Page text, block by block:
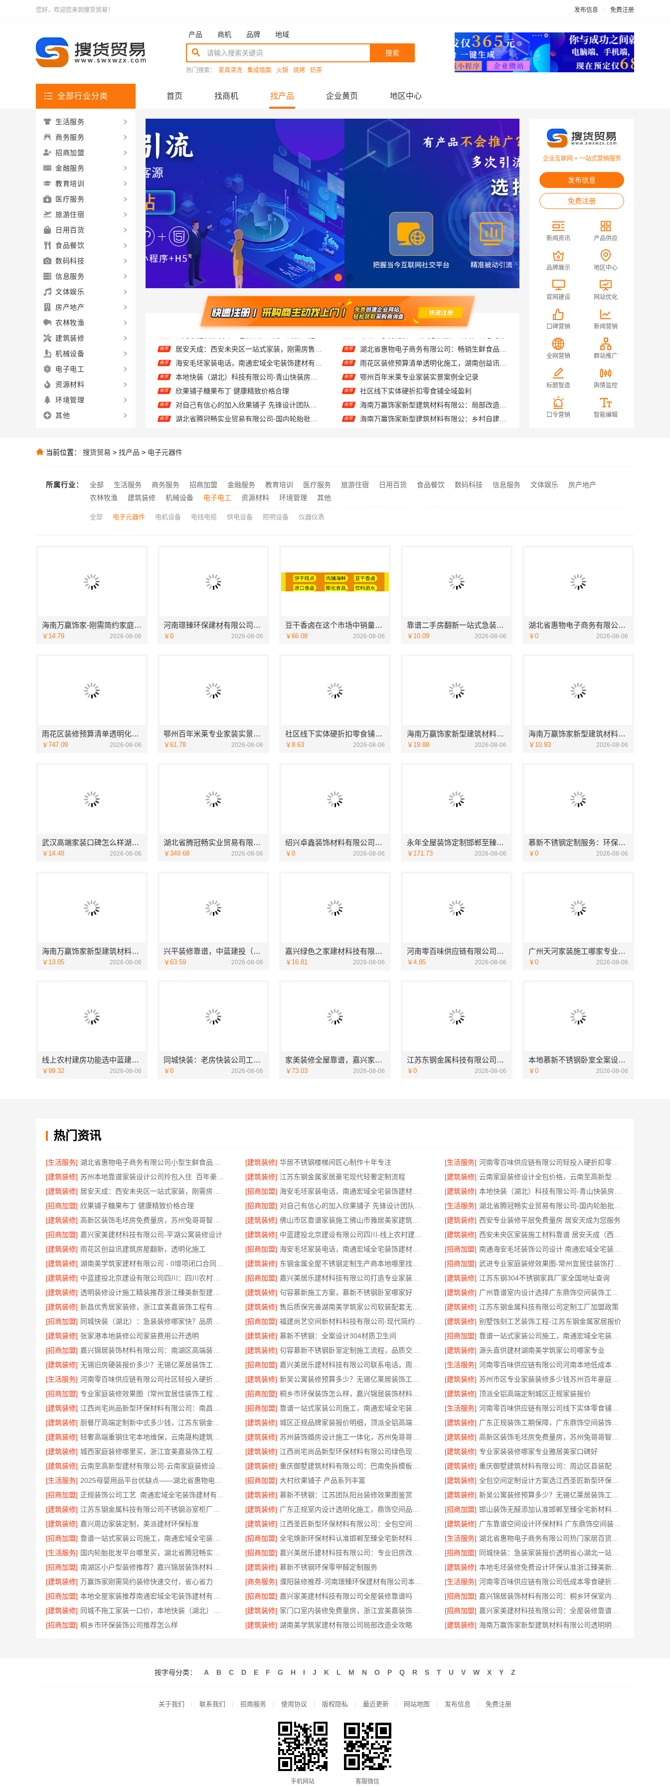
您好，欢迎您来到搜货贸易！ 发布信息 免费注册
产品 商机 品牌 地域
搜索
热门搜索： 家具清洗 集成墙面 火锅 烧烤 奶茶
全部行业分类 首页 找商机 找产品 企业黄页 地区中心
推荐 海安毛坯家装电话，南通宏域全宅装饰建材有限公司一站式服务咨询
推荐 本地快装（湖北）科技有限公司-青山快装房子装修两房一厅
推荐 欣果铺子糖果布丁 健康精致价格合理
推荐
推荐 湖北省腾冠畅实业贸易有限公司-国内轮胎批发公司流程
推荐 湖北省惠物电子商务有限公司小型生鲜食品代理商价格
推荐
云南家庭装修设计全包价格，云南至高新型建材有限公司参考
湖北省惠物电子商务有限公司：畅销生鲜食品软件功能与价格解析
推荐 雨花区装修预算清单透明化施工，湖南创益讯建筑
推荐 鄂州百年米莱专业家装实景案例全记录
推荐 社区线下实体硬折扣零食铺全域盈利
推荐
推荐 海南万赢饰家新型建筑材料有限公：乡村自建居室水电规整
推荐 精匠饰家：广州家装施工老房翻新团队
靠谱二手房翻新一站式急装浙江臻美，省心可靠
企业互联网 + 一站式营销服务
发布信息
免费注册
新闻资讯 产品供应
品牌展示 地区中心
官网建设 网站优化
口碑营销 新闻营销
全网营销 群站推广
标题智造 舆情监控
口令营销 智能编辑
生活服务
商务服务
招商加盟
金融服务
教育培训
医疗服务
旅游住宿
日用百货
食品餐饮
数码科技
信息服务
文体娱乐
房产地产
农林牧渔
建筑装修
机械设备
电子电工
资源材料
环境管理
其他
当前位置： 搜货贸易 > 找产品 > 电子元器件
所属行业： 全部 生活服务 商务服务 招商加盟 金融服务 教育培训 医疗服务 旅游住宿 日用百货 食品餐饮 数码科技 信息服务 文体娱乐
房产地产
农林牧渔
建筑装修 机械设备 电子电工 资源材料 环境管理 其他
全部 电子元器件 电机设备 电线电缆 供电设备 照明设备 仪器仪表
海南万赢饰家-刚需简约家庭装修工期提速
￥14.79 2026-08-06
河南璟臻环保建材有限公司：汝州家装精装全攻略
￥0 2026-08-06
豆干香卤在这个市场中销量怎么样
￥66.08 2026-08-06
靠谱二手房翻新一站式急装浙江臻美，省心可靠
￥10.09 2026-08-06
湖北省惠物电子商务有限公司：畅销生鲜食品软件功能与价格解析
￥0 2026-08-06
雨花区装修预算清单透明化施工，湖南创益讯建筑
￥747.09 2026-08-06
鄂州百年米莱专业家装实景案例全记录
￥61.78 2026-08-06
社区线下实体硬折扣零食铺全域盈利
￥8.63 2026-08-06
海南万赢饰家新型建筑材料有限公：局部改造居室工期提速
￥19.88 2026-08-06
海南万赢饰家新型建筑材料有限公：乡村自建居室水电规整
￥10.93 2026-08-06
武汉高端家装口碑怎么样湖北百年米莱空间美学装饰材料有限公司
￥14.48 2026-08-06
湖北省腾冠畅实业贸易有限公司-知名轮胎平台价格优惠解析
￥349.68 2026-08-06
绍兴卓鑫装饰材料有限公司越城区个性化家装质量有保障
￥0 2026-08-06
永年全屋装饰定制邯郸至臻全宅新材料有限公司
￥171.73 2026-08-06
慕新不锈钢定制服务：环保零甲醛卧室打造
￥0 2026-08-06
海南万赢饰家新型建筑材料有限公司吊顶造型，旧房焕新更美观
￥13.05 2026-08-06
兴平装修靠谱，中蓝建投（北京）建设有限公司武功分公司全包放心
￥63.59 2026-08-06
嘉兴绿色之家建材科技有限公司——同城知名室内设计团队高端定制
￥16.81 2026-08-06
河南零百味供应链有限公司全程护航零食硬折扣加盟
￥4.85 2026-08-06
广州天河家装施工哪家专业？精匠饰家新房环保装修首选
￥0 2026-08-06
线上农村建房功能选中蓝建投北京建设有限公司四川
￥99.32 2026-08-06
同城快装：老房快装公司工期保障零增项
￥0 2026-08-06
家美装修全屋靠谱，嘉兴家美建材科技有限公司一站式全包服务
￥73.03 2026-08-06
江苏东钢金属科技有限公司不锈钢家具生产基地好不好
￥0 2026-08-06
本地慕新不锈钢卧室全案设计效果图
￥0 2026-08-06
热门资讯
[生活服务] [建筑装修] 华居不锈钢楼梯间匠心制作十年专注 [生活服务]
[建筑装修]
[建筑装修] 江苏东钢金属家居豪宅现代轻奢定制流程 [建筑装修]
[建筑装修]
[招商加盟] [建筑装修]
[招商加盟] 欣果铺子糖果布丁 健康精致价格合理 [招商加盟] [生活服务]
[建筑装修]
[建筑装修] [建筑装修] 西安专业装修平层免费量房 居安天成为您服务
[招商加盟] 嘉兴家美建材科技有限公司-平湖公寓装修设计 [建筑装修] [建筑装修]
[建筑装修] 雨花区创益讯建筑房屋翻新，透明化施工 [招商加盟] [招商加盟]
[建筑装修]
[建筑装修] [招商加盟]
[建筑装修]
[招商加盟] [建筑装修] 江苏东钢304不锈钢家具厂家全国地址查询
[建筑装修]
[建筑装修] 句容慕新施工方案，慕新不锈钢卧室哪家好 [建筑装修]
[建筑装修]
[建筑装修] [建筑装修] 江苏东钢金属科技有限公司定制工厂加盟政策
[招商加盟]
[招商加盟] [建筑装修] 别墅蚀刻工艺装饰工程-江苏东钢金属家居报价
[建筑装修] 张家港本地装修公司家装费用公开透明 [建筑装修] 慕新不锈钢：全案设计304材质卫生间 [招商加盟]
[招商加盟]
[建筑装修] [建筑装修] 源头直供建材湖南美学筑家公司哪家专业
[建筑装修]
[招商加盟] [生活服务]
[生活服务]
[建筑装修] [建筑装修]
[招商加盟]
[招商加盟] [建筑装修] 顶派全铝高端定制城区正规家装报价
[建筑装修]
[招商加盟] [生活服务]
[建筑装修]
[建筑装修] [建筑装修]
[建筑装修]
[建筑装修] [建筑装修]
[建筑装修]
[建筑装修] [建筑装修] 专业家装装修哪家专业雅居美家口碑好
[建筑装修]
[建筑装修] [建筑装修]
[生活服务]
[招商加盟] 大村欣果铺子 产品系列丰富 [建筑装修]
[招商加盟]
[建筑装修] 慕新不锈钢：江苏团队阳台装修效果图鉴赏 [建筑装修]
[建筑装修]
[建筑装修] [招商加盟]
[建筑装修] 嘉兴周边家装定制，美派建材环保标准 [建筑装修] [建筑装修]
[招商加盟]
[招商加盟] [生活服务]
[生活服务]
[招商加盟] [招商加盟]
[招商加盟]
[建筑装修] 慕新不锈钢环保零甲醛定制服务 [建筑装修]
[建筑装修] 万赢饰家刚需简约装修快速交付，省心省力 [商务服务] [生活服务]
[招商加盟]
[招商加盟] 嘉兴家美建材科技有限公司全屋装修靠谱吗 [招商加盟]
[建筑装修]
[建筑装修] [招商加盟]
[招商加盟] 桐乡市环保装饰公司推荐怎么样 [建筑装修] 湖南美学筑家建材有限公司局部改造全攻略 [建筑装修]
按字母分类： A B C D E F G H I J K L M N O P Q R S T U V W X Y Z
关于我们 联系我们 招商服务 使用协议 版权隐私 最近更新 网站地图 发布信息 免费注册
手机网站 客服微信